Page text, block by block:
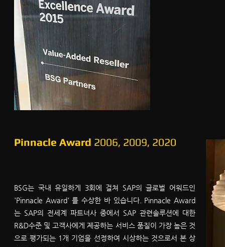
Pinnacle Award 2006, 2009, 2020
BSG는 국내 유일하게 3회에 걸쳐 SAP의 글로벌 어워드인
'Pinnacle Award' 를 수상한 바 있습니다. Pinnacle Award
는 SAP의 전세계 파트너사 중에서 SAP 관련솔루션에 대한
R&D수준 및 고객사에게 제공하는 서비스 품질이 가장 높은 것
으로 평가되는 1개 기업을 선정하여 시상하는 것으로서 본 상